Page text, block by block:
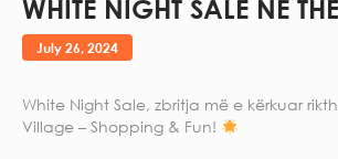
WHITE NIGHT SALE NË
July 26, 2024
White Night Sale, zbritja më e kërkuar
Village – Shopping & Fun!